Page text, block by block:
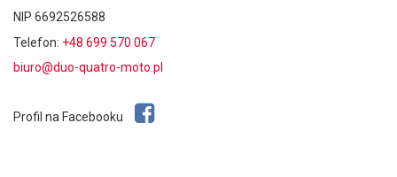
NIP 6692526588
Telefon: +48 699 570 067
biuro@duo-quatro-moto.pl
Profil na Facebooku